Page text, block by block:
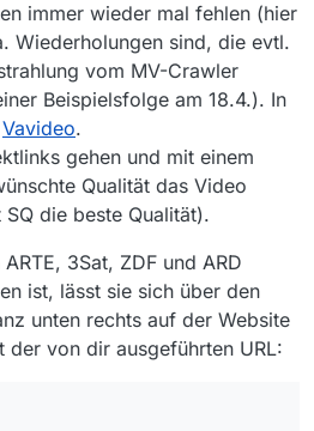
Pulverfass im Osten Europas”
in der Mediathek des Senders:
de/videos/122363-002-
krisen-kurz-erklaert/
wird verwendet?
Version wird verwendet?
Grüße,
immer wieder mal fehlen (hier
Wiederholungen sind, die evtl.
vom MV-Crawler
Beispielsfolge am 18.4.). In
Vavideo.
gehen und mit einem
Qualität das Video
die beste Qualität).
3Sat, ZDF und ARD
ist, lässt sie sich über den
unten rechts auf der Website
von dir ausgeführten URL: